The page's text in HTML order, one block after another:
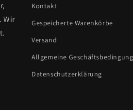
Wir
Kontakt
Gespeicherte Warenkörbe
Versand
Allgemeine
Datenschutzerklärung